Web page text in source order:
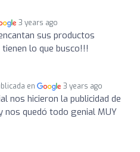
3 years ago
sus productos
lo que busco!!!
en 3 years ago
nos hicieron la publicidad de
nos quedó todo genial MUY